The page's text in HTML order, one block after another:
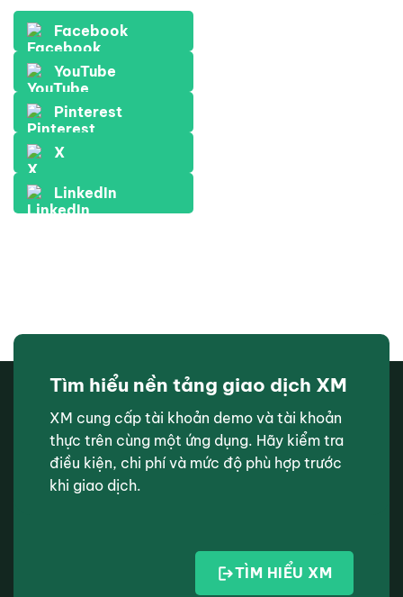
Facebook
YouTube
Pinterest
X
LinkedIn
Tìm hiểu nền tảng giao dịch XM
XM cung cấp tài khoản demo và tài khoản
thực trên cùng một ứng dụng. Hãy kiểm tra
điều kiện, chi phí và mức độ phù hợp trước
khi giao dịch.
TÌM HIỂU XM